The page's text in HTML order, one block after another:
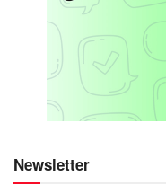
Newsletter